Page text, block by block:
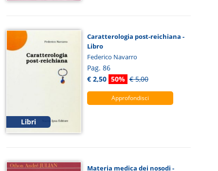
Libri
Caratterologia post-reichiana -
Libro
Federico Navarro
Pag. 86
€ 2,50 50% € 5,00
Approfondisci
Materia medica dei nosodi -